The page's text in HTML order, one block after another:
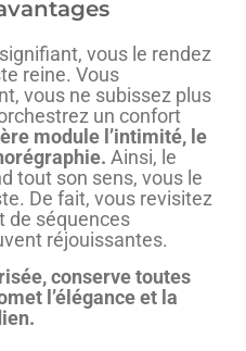
vous le rendez
reine. Vous
vous ne subissez plus
un confort
module l’intimité, le
Ainsi, le
tout son sens, vous le
De fait, vous revisitez
de séquences
réjouissantes.
conserve toutes
l’élégance et la